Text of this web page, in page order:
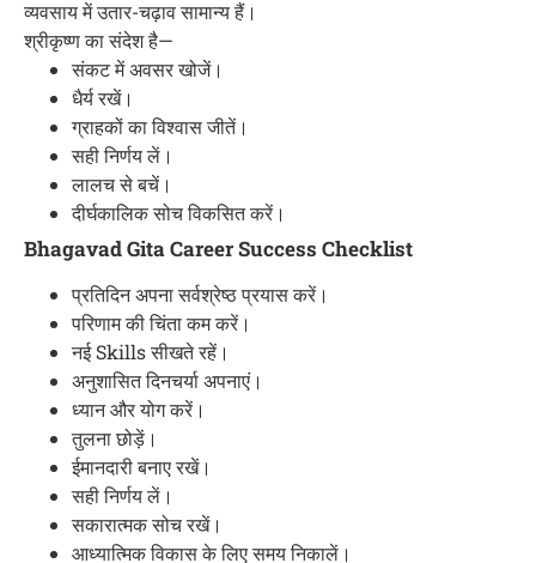
व्यवसाय में उतार-चढ़ाव सामान्य हैं।
श्रीकृष्ण का संदेश है—
संकट में अवसर खोजें।
धैर्य रखें।
ग्राहकों का विश्वास जीतें।
सही निर्णय लें।
लालच से बचें।
दीर्घकालिक सोच विकसित करें।
Bhagavad Gita Career Success Checklist
प्रतिदिन अपना सर्वश्रेष्ठ प्रयास करें।
परिणाम की चिंता कम करें।
नई Skills सीखते रहें।
अनुशासित दिनचर्या अपनाएं।
ध्यान और योग करें।
तुलना छोड़ें।
ईमानदारी बनाए रखें।
सही निर्णय लें।
सकारात्मक सोच रखें।
आध्यात्मिक विकास के लिए समय निकालें।